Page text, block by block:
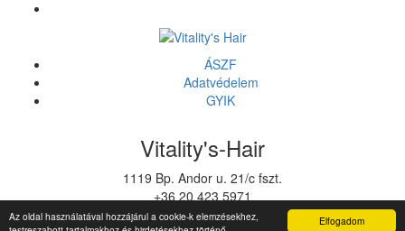
Elfogadom
Az oldal használatával hozzájárul a cookie-k elemzésekhez,
ÁSZF
Adatvédelem
GYIK
Vitality's-Hair
1119 Bp. Andor u. 21/c fszt.
+36 20 423 5971
vitalitys@vitalitys.hu